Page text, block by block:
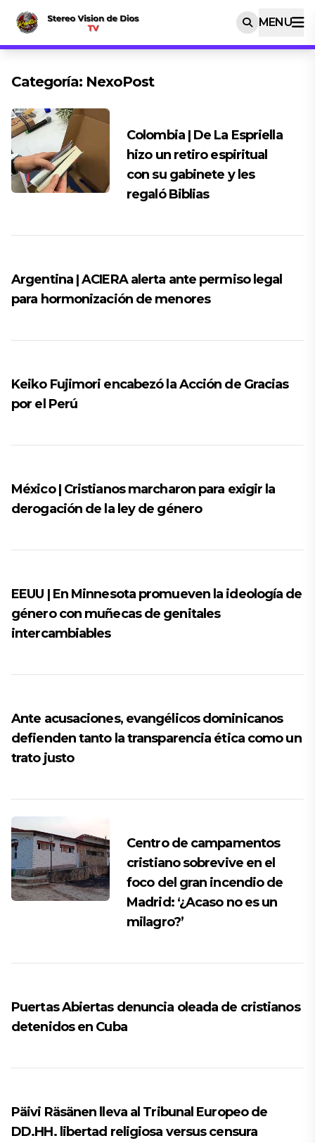
MENU
Categoría: NexoPost
Colombia | De La Espriella
hizo un retiro espiritual
con su gabinete y les
regaló Biblias
Argentina | ACIERA alerta ante permiso legal
para hormonización de menores
Keiko Fujimori encabezó la Acción de Gracias
por el Perú
México | Cristianos marcharon para exigir la
derogación de la ley de género
EEUU | En Minnesota promueven la ideología de
género con muñecas de genitales
intercambiables
Ante acusaciones, evangélicos dominicanos
defienden tanto la transparencia ética como un
trato justo
Centro de campamentos
cristiano sobrevive en el
foco del gran incendio de
Madrid: ‘¿Acaso no es un
milagro?’
Puertas Abiertas denuncia oleada de cristianos
detenidos en Cuba
Päivi Räsänen lleva al Tribunal Europeo de
DD.HH. libertad religiosa versus censura